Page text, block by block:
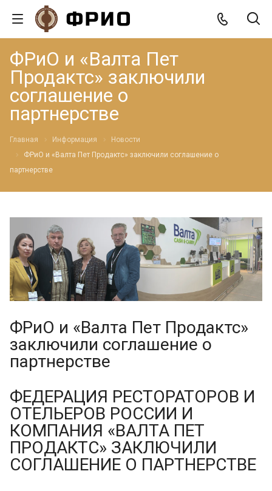
ФРиО и «Валта Пет
Продактс» заключили
соглашение о
партнерстве
Главная Информация
Новости
ФРиО и «Валта Пет Продактс» заключили соглашение о
партнерстве
ФРиО и «Валта Пет Продактс»
заключили соглашение о
партнерстве
ФЕДЕРАЦИЯ РЕСТОРАТОРОВ И
ОТЕЛЬЕРОВ РОССИИ И
КОМПАНИЯ «ВАЛТА ПЕТ
ПРОДАКТС» ЗАКЛЮЧИЛИ
СОГЛАШЕНИЕ О ПАРТНЕРСТВЕ